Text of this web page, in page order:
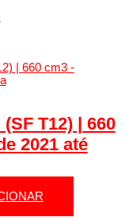
T12) | 660
2021 até